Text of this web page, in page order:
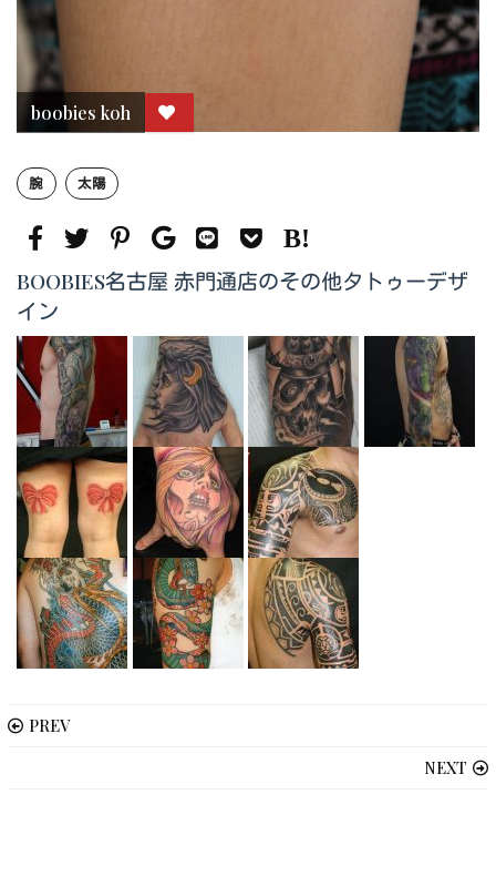
boobies koh
腕 太陽
BOOBIES名古屋 赤門通店のその他タトゥーデザ
イン
PREV
NEXT